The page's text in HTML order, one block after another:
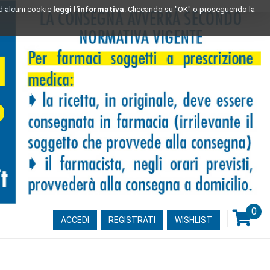
alcuni cookie leggi l'informativa. Cliccando su "OK" o proseguendo la
ACCEDI REGISTRATI WISHLIST
0